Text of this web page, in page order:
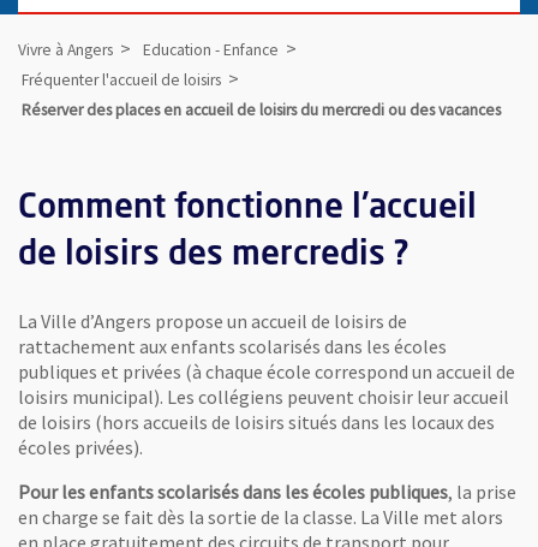
Vivre à Angers
Education - Enfance
Fréquenter l'accueil de loisirs
Réserver des places en accueil de loisirs du mercredi ou des vacances
Comment fonctionne l'accueil
de loisirs des mercredis ?
La Ville d’Angers propose un accueil de loisirs de
rattachement aux enfants scolarisés dans les écoles
publiques et privées (à chaque école correspond un accueil de
loisirs municipal). Les collégiens peuvent choisir leur accueil
de loisirs (hors accueils de loisirs situés dans les locaux des
écoles privées).
Pour les enfants scolarisés dans les écoles publiques, la prise
en charge se fait dès la sortie de la classe. La Ville met alors
en place gratuitement des circuits de transport pour